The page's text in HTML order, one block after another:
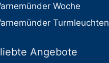
Woche
Turmleuchten
Angebote